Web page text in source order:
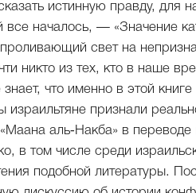
истинную правду, для
все началось, — «Значение
свет на
никто из тех, кто в наше
что именно в этой
израильтяне признали
«Маана аль‑Накба» в
в том числе среди
подобной литературы.